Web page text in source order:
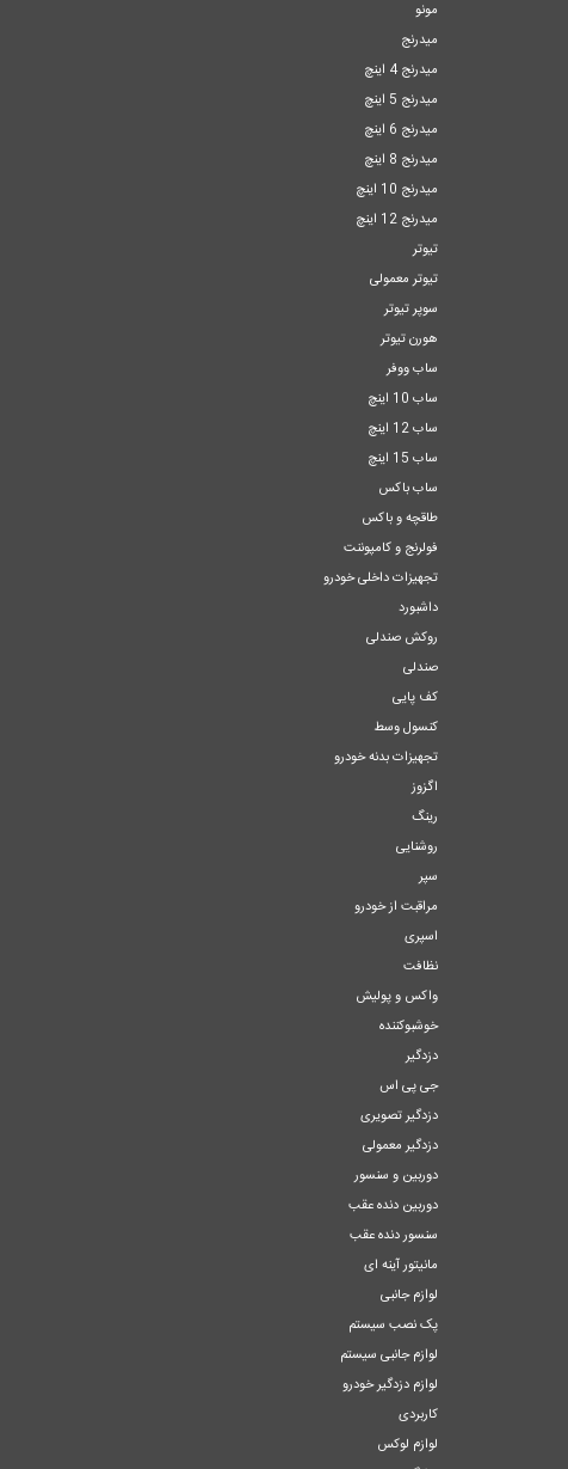
مونو
میدرنج
میدرنج 4 اینچ
میدرنج 5 اینچ
میدرنج 6 اینچ
میدرنج 8 اینچ
میدرنج 10 اینچ
میدرنج 12 اینچ
تیوتر
تیوتر معمولی
سوپر تیوتر
هورن تیوتر
ساب ووفر
ساب 10 اینچ
ساب 12 اینچ
ساب 15 اینچ
ساب باکس
طاقچه و باکس
فولرنج و کامپوننت
تجهیزات داخلی خودرو
داشبورد
روکش صندلی
صندلی
کف پایی
کنسول وسط
تجهیزات بدنه خودرو
اگزوز
رینگ
روشنایی
سپر
مراقبت از خودرو
اسپری
نظافت
واکس و پولیش
خوشبوکننده
دزدگیر
جی پی اس
دزدگیر تصویری
دزدگیر معمولی
دوربین و سنسور
دوربین دنده عقب
سنسور دنده عقب
مانیتور آینه ای
لوازم جانبی
پک نصب سیستم
لوازم جانبی سیستم
لوازم دزدگیر خودرو
کاربردی
لوازم لوکس